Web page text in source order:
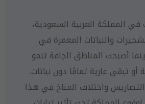
في المملكة العربية السعودية،
والنباتات المعمرة في
أصبحت المناطق الجافة تنمو
أو تبقى عارية تمامًا دون نباتات.
واختلاف المناخ في هذا